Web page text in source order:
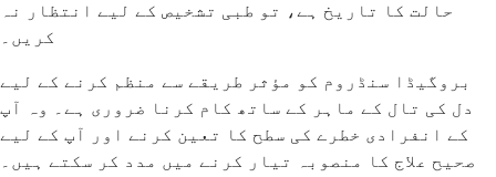
حالت کا تاریخ ہے، تو طبی تشخیص کے لیے انتظار نہ
کریں۔
بروگیڈا سنڈروم کو مؤثر طریقے سے منظم کرنے کے لیے
دل کی تال کے ماہر کے ساتھ کام کرنا ضروری ہے۔ وہ آپ
کے انفرادی خطرے کی سطح کا تعین کرنے اور آپ کے لیے
صحیح علاج کا منصوبہ تیار کرنے میں مدد کر سکتے ہیں۔